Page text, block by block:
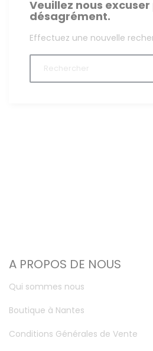
Veuillez nous
désagrément.
Effectuez une nouvelle
A PROPOS DE NOUS
Qui sommes nous
Boutique à Nantes
Conditions Générales de Vente